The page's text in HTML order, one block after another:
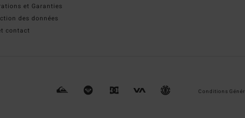
et Garanties
des données
contact
Conditions